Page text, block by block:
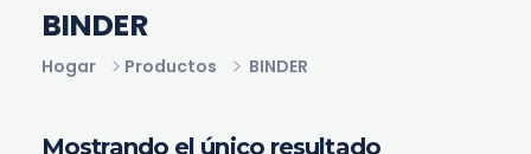
Hogar Productos BINDER
BINDER
Mostrando el único resultado